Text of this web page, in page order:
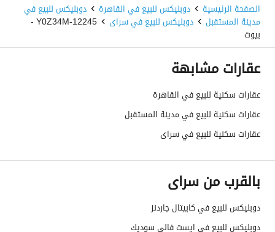
الصفحة الرئيسية
دوبليكس للبيع في القاهرة دوبليكس للبيع في
مدينة المستقبل دوبليكس للبيع في سراى 12245-Y0Z34M -
بيوت
عقارات مشابهة
عقارات سكنية للبيع في القاهرة
عقارات سكنية للبيع في مدينة المستقبل
عقارات سكنية للبيع في سراى
بالقرب من سراى
دوبليكس للبيع في كابيتال جاردنز
دوبليكس للبيع في ايست فالي سوديك